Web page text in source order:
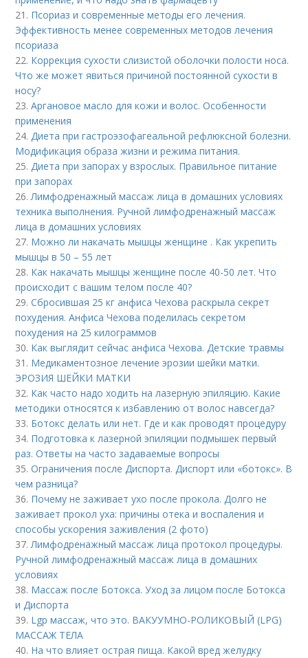
21. Псориаз и современные методы его лечения.
Эффективность менее современных методов лечения
псориаза
22. Коррекция сухости слизистой оболочки полости носа.
Что же может явиться причиной постоянной сухости в
носу?
23.Аргановое масло для кожи и волос. Особенности
применения
24.Диета при гастроэзофагеальной рефлюксной болезни.
Модификация образа жизни и режима питания.
25.Диета при запорах у взрослых. Правильное питание
при запорах
26.Лимфодренажный массаж лица в домашних условиях
техника выполнения. Ручной лимфодренажный массаж
лица в домашних условиях
27. Можно ли накачать мышцы женщине . Как укрепить
мышцы в 50 – 55 лет
28. Как накачать мышцы женщине после 40-50 лет. Что
происходит с вашим телом после 40?
29.Сбросившая 25 кг анфиса Чехова раскрыла секрет
похудения. Анфиса Чехова поделилась секретом
похудения на 25 килограммов
30. Как выглядит сейчас анфиса Чехова. Детские травмы
31. Медикаментозное лечение эрозии шейки матки.
ЭРОЗИЯ ШЕЙКИ МАТКИ
32. Как часто надо ходить на лазерную эпиляцию. Какие
методики относятся к избавлению от волос навсегда?
33. Ботокс делать или нет. Где и как проводят процедуру
34. Подготовка к лазерной эпиляции подмышек первый
раз. Ответы на часто задаваемые вопросы
35.Ограничения после Диспорта. Диспорт или «ботокс». В
чем разница?
36. Почему не заживает ухо после прокола. Долго не
заживает прокол уха: причины отека и воспаления и
способы ускорения заживления (2 фото)
37.Лимфодренажный массаж лица протокол процедуры.
Ручной лимфодренажный массаж лица в домашних
условиях
38. Массаж после Ботокса. Уход за лицом после Ботокса
и Диспорта
39. Lgp массаж, что это. ВАКУУМНО-РОЛИКОВЫЙ (LPG)
МАССАЖ ТЕЛА
40. На что влияет острая пища. Какой вред желудку